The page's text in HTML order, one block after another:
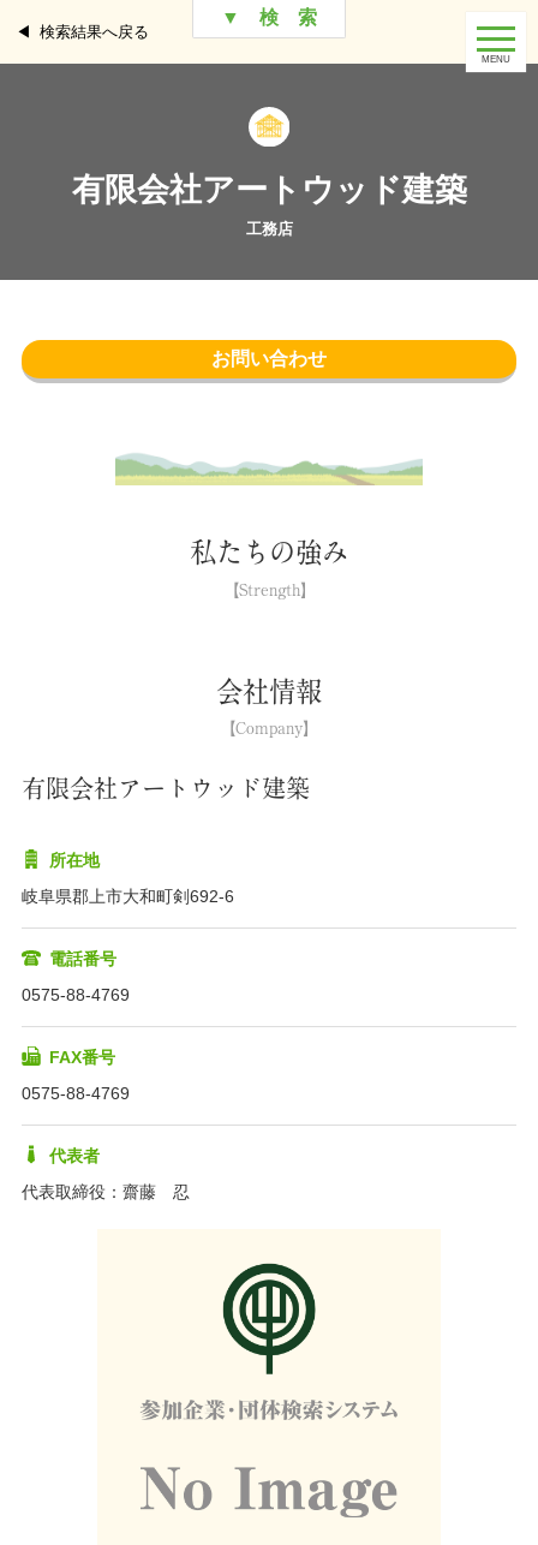
▼ 検 索
検索結果へ戻る
有限会社アートウッド建築
お問い合わせ
私たちの強み
会社情報
有限会社アートウッド建築
所在地
岐阜県郡上市大和町剣692-6
電話番号
0575-88-4769
FAX番号
0575-88-4769
代表者
代表取締役：齋藤 忍